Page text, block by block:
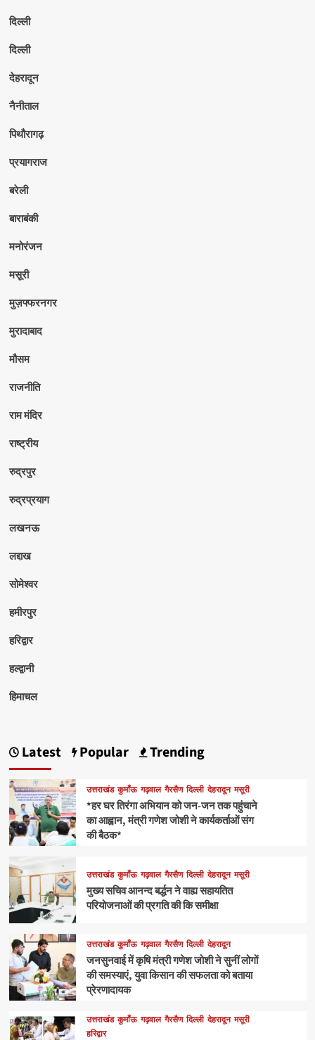
दिल्ली
दिल्ली
देहरादून
नैनीताल
पिथौरागढ़
प्रयागराज
बरेली
बाराबंकी
मनोरंजन
मसूरी
मुज़फ्फरनगर
मुरादाबाद
मौसम
राजनीति
राम मंदिर
राष्ट्रीय
रुद्रपुर
रुद्रप्रयाग
लखनऊ
लद्दाख
सोमेश्वर
हमीरपुर
हरिद्वार
हल्द्वानी
हिमाचल
Latest Popular Trending
उत्तराखंड कुमाँऊ गढ़वाल गैरसैण दिल्ली देहरादून मसूरी
*हर घर तिरंगा अभियान को जन-जन तक पहुंचाने
का आह्वान, मंत्री गणेश जोशी ने कार्यकर्ताओं संग
की बैठक*
उत्तराखंड कुमाँऊ गढ़वाल गैरसैण दिल्ली देहरादून मसूरी
मुख्य सचिव आनन्द बर्द्धन ने वाह्य सहायतित
परियोजनाओं की प्रगति की कि समीक्षा
उत्तराखंड कुमाँऊ गढ़वाल गैरसैण दिल्ली देहरादून
जनसुनवाई में कृषि मंत्री गणेश जोशी ने सुनीं लोगों
की समस्याएं, युवा किसान की सफलता को बताया
प्रेरणादायक
उत्तराखंड कुमाँऊ गढ़वाल गैरसैण दिल्ली देहरादून मसूरी
हरिद्वार